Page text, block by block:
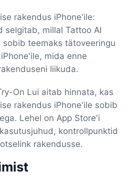
rakendus iPhone'ile:
selgitab, millal Tattoo AI
sobib teemaks tätoveeringu
mida enne
liikuda.
On Lui aitab hinnata, kas
rakendus iPhone'ile sobib
Lehel on App Store'i
kontrollpunktid
rakendusse.